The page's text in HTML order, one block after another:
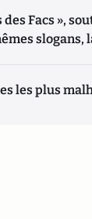
Facs »,
slogans,
les plus